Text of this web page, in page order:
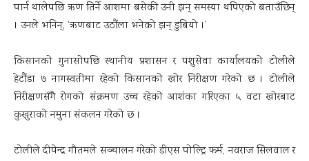
पार्न थालेपछि ऋण तिर्ने आशमा बसेकी उनी झन् समस्या थपिएको बताउँछिन्
। उनले भनिन्, ‘ऋणबाट उठौंला भनेको झन् डुबियो ।’
किसानको गुनासोपछि स्थानीय प्रशासन र पशुसेवा कार्यालयको टोलीले
हेटौंडा ७ नागस्वतीमा रहेको किसानको खोर निरीक्षण गरेको छ । टोलीले
निरीक्षणसँगै रोगको संक्रमण उच्च रहेको आशंका गरिएका ५ वटा खोरबाट
कुखुराको नमुना संकलन गरेको छ ।
टोलीले दीपेन्द्र गौतमले सञ्चालन गरेको डीएस पोल्ट्रि फर्म, नवराज सिलवाल र